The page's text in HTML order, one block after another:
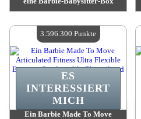
Verfügbare Menge:4
Ein Barbie Made To Move
ES
INTERESSIERT
MICH
3.596.300 Punkte